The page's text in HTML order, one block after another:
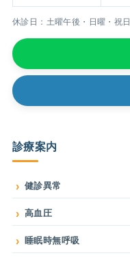
休診日：土曜午後・日曜・祝日
診療案内
健診異常
高血圧
睡眠時無呼吸